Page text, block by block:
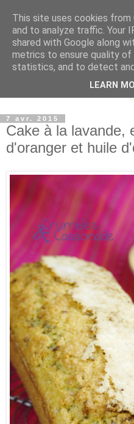
7 avr. 2015
Cake à la lavande,
d'oranger et huile
This site uses cookies
and to analyze traffic. Your
shared with Google along
metrics to ensure quality of
statistics, and to detect
LEARN